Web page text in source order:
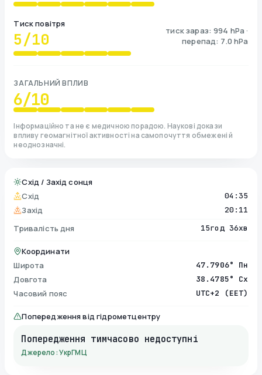
Тиск повітря
5/10
тиск зараз: 994 hPa ·
перепад: 7.0 hPa
ЗАГАЛЬНИЙ ВПЛИВ
6/10
Інформаційно та не є медичною порадою. Наукові докази
впливу геомагнітної активності на самопочуття обмежені й
неоднозначні.
Схід / Захід сонця
Схід
04:35
Захід 20:11
Тривалість дня 15год 36хв
Координати
Широта
47.7906° Пн
Довгота 38.4785° Сх
Часовий пояс UTC+2 (EET)
Попередження від гідрометцентру
Попередження тимчасово недоступні
Джерело: УкрГМЦ